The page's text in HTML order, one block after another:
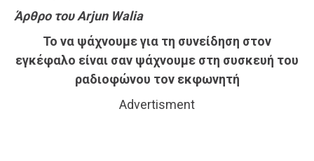
Άρθρο του Arjun Walia
Το να ψάχνουμε για τη συνείδηση στον
εγκέφαλο είναι σαν ψάχνουμε στη συσκευή του
ραδιοφώνου τον εκφωνητή
Advertisment